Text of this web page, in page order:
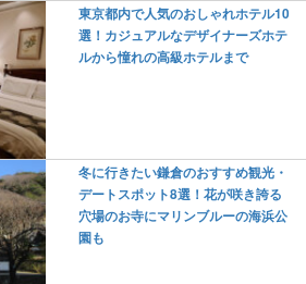
東京都内で人気のおしゃれホテル10
選！カジュアルなデザイナーズホテ
ルから憧れの高級ホテルまで
冬に行きたい鎌倉のおすすめ観光・
デートスポット8選！花が咲き誇る
穴場のお寺にマリンブルーの海浜公
園も